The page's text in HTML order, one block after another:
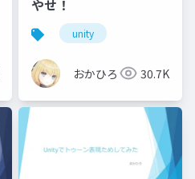
やせ！
unity
おかひろ 30.7K